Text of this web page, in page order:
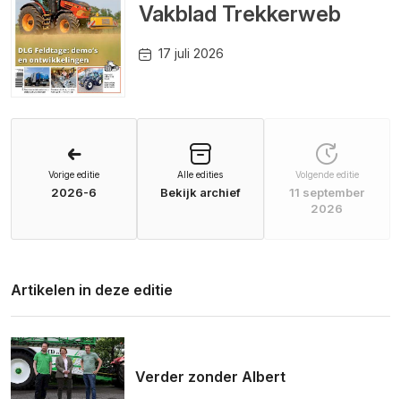
Vakblad Trekkerweb
17 juli 2026
Vorige editie
2026-6
Alle edities
Bekijk archief
Volgende editie
11 september
2026
Artikelen in deze editie
Verder zonder Albert